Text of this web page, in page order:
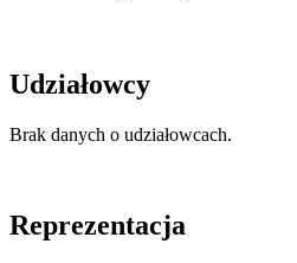
Udziałowcy
Brak danych o udziałowcach.
Reprezentacja